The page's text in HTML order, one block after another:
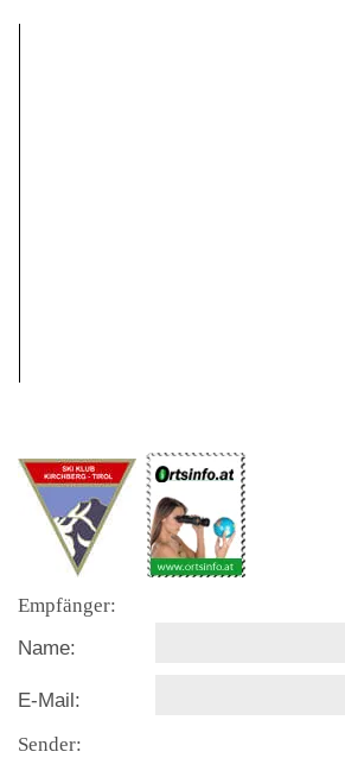
Empfänger:
Name:
E-Mail:
Sender: